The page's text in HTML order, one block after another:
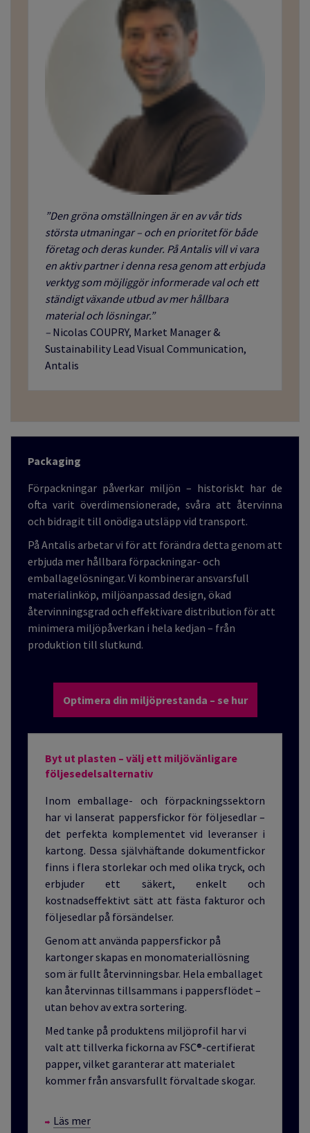
”Den gröna omställningen är en av vår tids
största utmaningar – och en prioritet för både
företag och deras kunder. På Antalis vill vi vara
en aktiv partner i denna resa genom att erbjuda
verktyg som möjliggör informerade val och ett
ständigt växande utbud av mer hållbara
material och lösningar.”
– Nicolas COUPRY, Market Manager &
Sustainability Lead Visual Communication,
Antalis
Packaging
Förpackningar påverkar miljön – historiskt har de
ofta varit överdimensionerade, svåra att återvinna
och bidragit till onödiga utsläpp vid transport.
På Antalis arbetar vi för att förändra detta genom att
erbjuda mer hållbara förpackningar- och
emballagelösningar. Vi kombinerar ansvarsfull
materialinköp, miljöanpassad design, ökad
återvinningsgrad och effektivare distribution för att
minimera miljöpåverkan i hela kedjan – från
produktion till slutkund.
Optimera din miljöprestanda – se hur
Byt ut plasten – välj ett miljövänligare
följesedelsalternativ
Inom emballage- och förpackningssektorn
har vi lanserat pappersfickor för följesedlar –
det perfekta komplementet vid leveranser i
kartong. Dessa självhäftande dokumentfickor
finns i flera storlekar och med olika tryck, och
erbjuder ett säkert, enkelt och
kostnadseffektivt sätt att fästa fakturor och
följesedlar på försändelser.
Genom att använda pappersfickor på
kartonger skapas en monomateriallösning
som är fullt återvinningsbar. Hela emballaget
kan återvinnas tillsammans i pappersflödet –
utan behov av extra sortering.
Med tanke på produktens miljöprofil har vi
valt att tillverka fickorna av FSC®-certifierat
papper, vilket garanterar att materialet
kommer från ansvarsfullt förvaltade skogar.
Läs mer